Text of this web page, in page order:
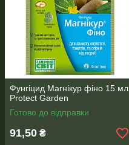
Фунгіцид Магнікур фіно 15 мл
Protect Garden
Готово до відправки
91,50 ₴